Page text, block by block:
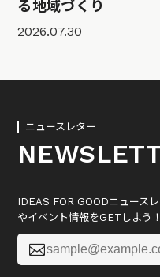
る地域づくり
2026.07.30
ニュースレター
IDEAS FOR GOODニュース
やイベント情報をGETしよう！
